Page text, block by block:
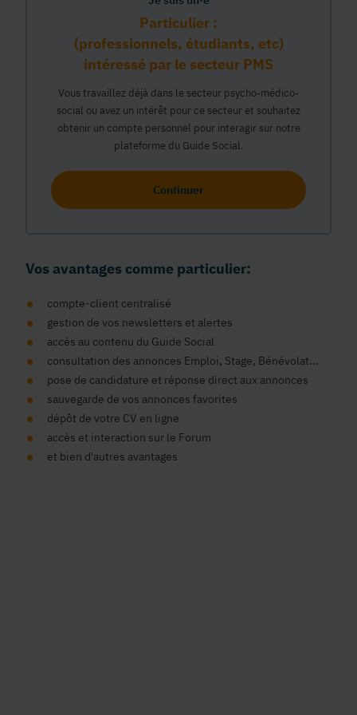
Particulier :
(professionnels, étudiants, etc)
intéressé par le secteur PMS
Vous travaillez déjà dans le secteur psycho-médico-
social ou avez un intérêt pour ce secteur et souhaitez
obtenir un compte personnel pour interagir sur notre
plateforme du Guide Social.
Continuer
Vos avantages comme particulier:
compte-client centralisé
gestion de vos newsletters et alertes
accés au contenu du Guide Social
consultation des annonces Emploi, Stage, Bénévolat...
pose de candidature et réponse direct aux annonces
sauvegarde de vos annonces favorites
dépôt de votre CV en ligne
accès et interaction sur le Forum
et bien d'autres avantages